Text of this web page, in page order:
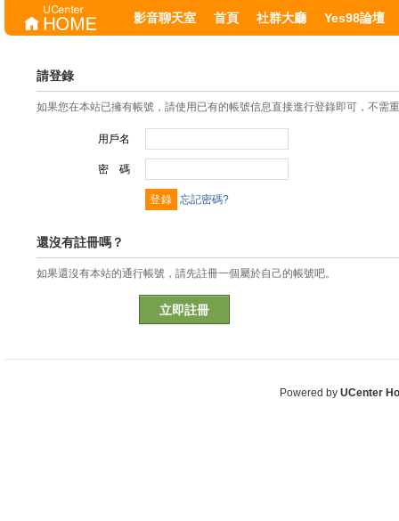
影音聊天室 首頁 社群大廳 Yes98論壇
請登錄
如果您在本站已擁有帳號，請使用已有的帳號信息直接進行登錄即可，不需
用戶名
密 碼
忘記密碼?
還沒有註冊嗎？
如果還沒有本站的通行帳號，請先註冊一個屬於自己的帳號吧。
立即註冊
Powered by UCenter